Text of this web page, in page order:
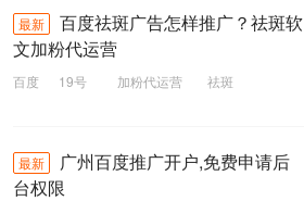
最新
百度祛斑广告怎样推广？祛斑软
文加粉代运营
百度 19号 加粉代运营
祛斑
最新
广州百度推广开户,免费申请后
台权限